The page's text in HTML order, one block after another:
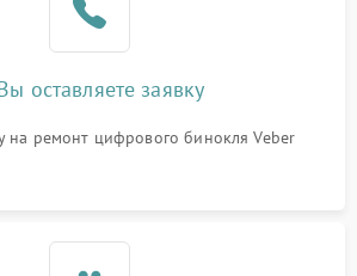
1000 ₽
оставляете заявку
на ремонт цифрового бинокля Veber